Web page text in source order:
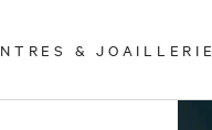
& JOAILLERIE